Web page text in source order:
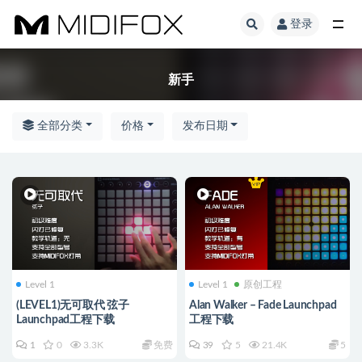
登录
新手
全部分类 价格 发布日期
Level 1
(LEVEL1)无可取代 弦子
Launchpad工程下载
1 0 3.3K 免费
Level 1 原创工程
Alan Walker – Fade Launchpad
工程下载
39 5 21.4K 5